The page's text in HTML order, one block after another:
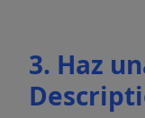
3. Haz